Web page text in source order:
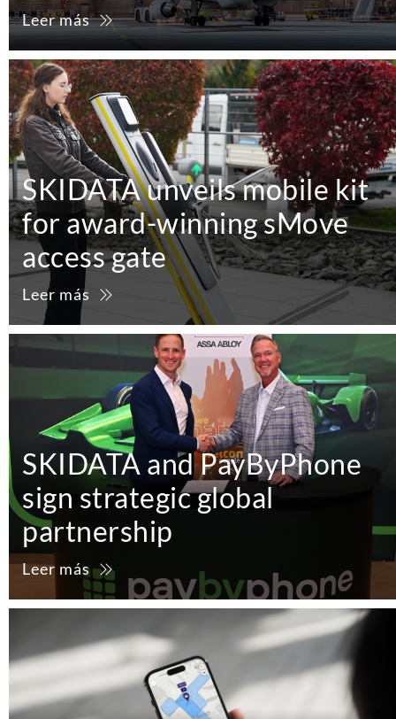
Leer más
SKIDATA unveils mobile kit
for award-winning sMove
access gate
Leer más
SKIDATA and PayByPhone
sign strategic global
partnership
Leer más